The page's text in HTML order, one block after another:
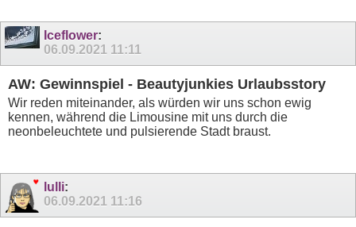
Iceflower:
06.09.2021 11:11
AW: Gewinnspiel - Beautyjunkies Urlaubsstory
Wir reden miteinander, als würden wir uns schon ewig
kennen, während die Limousine mit uns durch die
neonbeleuchtete und pulsierende Stadt braust.
lulli:
06.09.2021 11:16